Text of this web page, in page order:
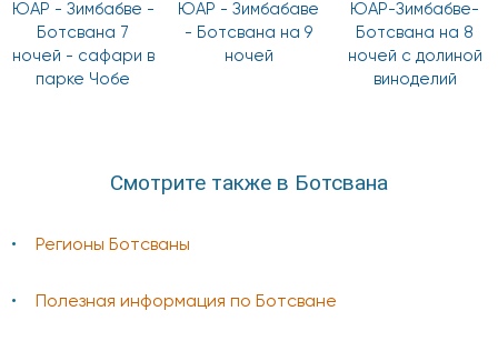
ЮАР - Зимбабве -
Ботсвана 7
ночей - сафари в
парке Чобе
ЮАР - Зимбабаве
- Ботсвана на 9
ночей
ЮАР-Зимбабве-
Ботсвана на 8
ночей с долиной
виноделий
Смотрите также в Ботсвана
Регионы Ботсваны
Полезная информация по Ботсване